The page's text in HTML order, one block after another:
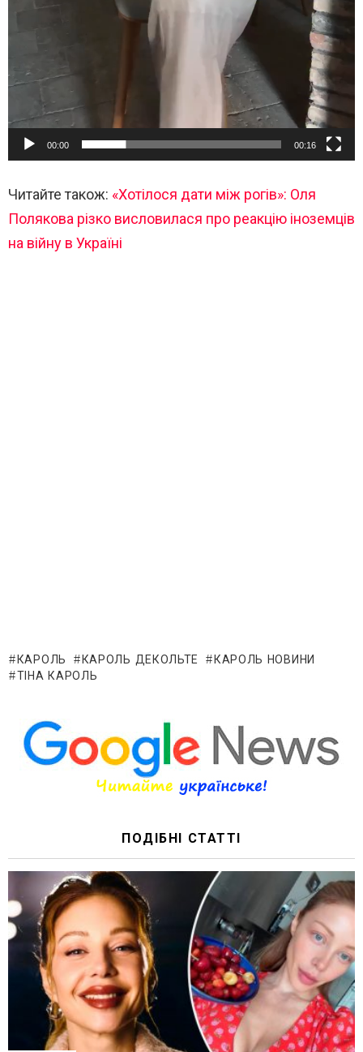
00:00 00:16
Читайте також: «Хотілося дати між рогів»: Оля
Полякова різко висловилася про реакцію іноземців
на війну в Україні
КАРОЛЬ КАРОЛЬ ДЕКОЛЬТЕ
КАРОЛЬ НОВИНИ
ТІНА КАРОЛЬ
ПОДІБНІ СТАТТІ